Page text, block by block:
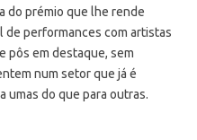
do prémio que lhe rende
de performances com artistas
pôs em destaque, sem
num setor que já é
umas do que para outras.